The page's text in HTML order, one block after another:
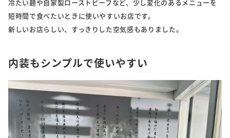
冷たい麺や自家製ローストビーフなど、少し変化のあるメニューを
短時間で食べたいときに使いやすいお店です。
新しいお店らしい、すっきりした空気感もありました。
内装もシンプルで使いやすい